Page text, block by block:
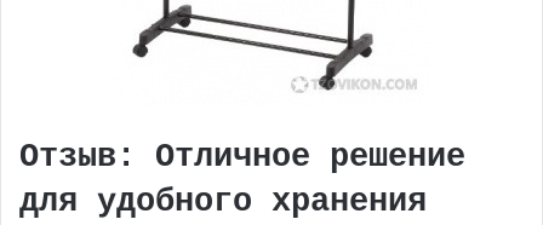
Отзыв: Отличное решение
для удобного хранения